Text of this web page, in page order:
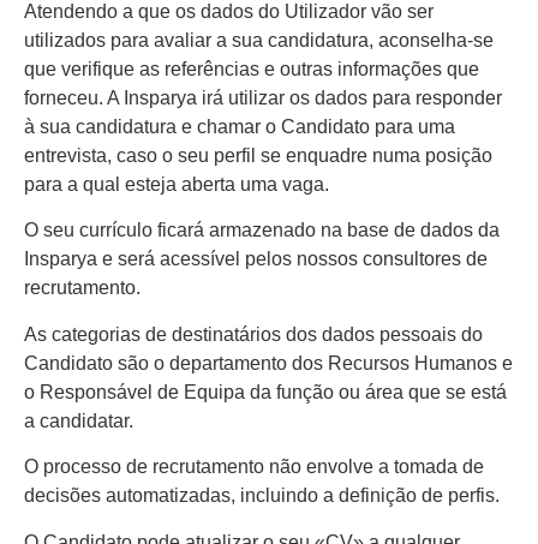
Atendendo a que os dados do Utilizador vão ser
utilizados para avaliar a sua candidatura, aconselha-se
que verifique as referências e outras informações que
forneceu. A Insparya irá utilizar os dados para responder
à sua candidatura e chamar o Candidato para uma
entrevista, caso o seu perfil se enquadre numa posição
para a qual esteja aberta uma vaga.
O seu currículo ficará armazenado na base de dados da
Insparya e será acessível pelos nossos consultores de
recrutamento.
As categorias de destinatários dos dados pessoais do
Candidato são o departamento dos Recursos Humanos e
o Responsável de Equipa da função ou área que se está
a candidatar.
O processo de recrutamento não envolve a tomada de
decisões automatizadas, incluindo a definição de perfis.